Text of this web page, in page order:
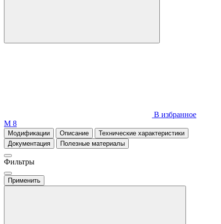
В избранное
М 8
Модификации Описание
Технические характеристики
Документация
Полезные материалы
Фильтры
Применить